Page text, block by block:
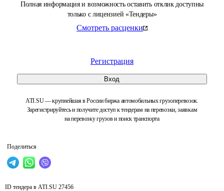
Полная информация и возможность оставить отклик доступны
только с лицензией «Тендеры»
Смотреть расценки
Регистрация
Вход
ATI.SU — крупнейшая в России биржа автомобильных грузоперевозок.
Зарегистрируйтесь и получите доступ к тендерам на перевозки, заявкам
на перевозку грузов и поиск транспорта
Поделиться
ID тендера в ATI.SU 27456